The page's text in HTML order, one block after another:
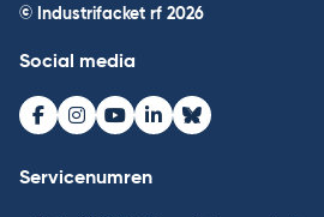
© Industrifacket rf 2026
Social media
Facebook
Instagram
Youtube
LinkedInBluesky
Servicenumren